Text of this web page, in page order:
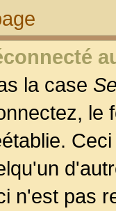
la case
le
n'est pas